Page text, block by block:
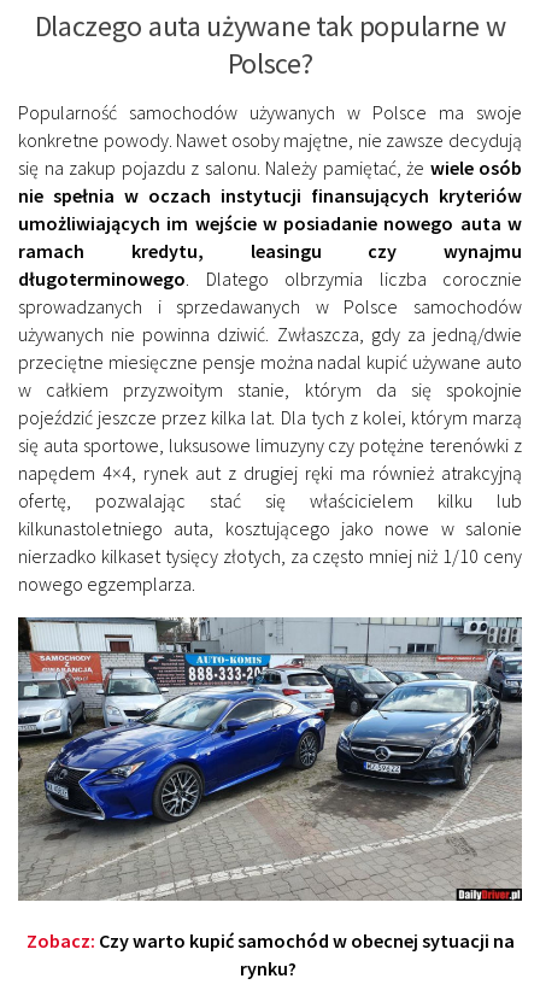
Dlaczego auta używane tak popularne w
Polsce?
Popularność samochodów używanych w Polsce ma swoje
konkretne powody. Nawet osoby majętne, nie zawsze decydują
się na zakup pojazdu z salonu. Należy pamiętać, że wiele osób
nie spełnia w oczach instytucji finansujących kryteriów
umożliwiających im wejście w posiadanie nowego auta w
ramach kredytu, leasingu czy wynajmu
długoterminowego . Dlatego olbrzymia liczba corocznie
sprowadzanych i sprzedawanych w Polsce samochodów
używanych nie powinna dziwić. Zwłaszcza, gdy za jedną/dwie
przeciętne miesięczne pensje można nadal kupić używane auto
w całkiem przyzwoitym stanie, którym da się spokojnie
pojeździć jeszcze przez kilka lat. Dla tych z kolei, którym marzą
się auta sportowe, luksusowe limuzyny czy potężne terenówki z
napędem 4×4, rynek aut z drugiej ręki ma również atrakcyjną
ofertę, pozwalając stać się właścicielem kilku lub
kilkunastoletniego auta, kosztującego jako nowe w salonie
nierzadko kilkaset tysięcy złotych, za często mniej niż 1/10 ceny
nowego egzemplarza.
Zobacz: Czy warto kupić samochód w obecnej sytuacji na
rynku?